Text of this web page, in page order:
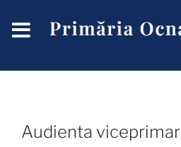
Audienta viceprimar